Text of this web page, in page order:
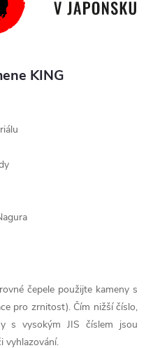
KING
čepele použijte kameny s
pro zrnitost). Čím nižší číslo,
s vysokým JIS číslem jsou
vyhlazování.